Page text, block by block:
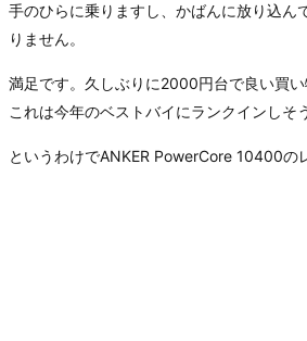
手のひらに乗りますし、かばんに放り込ん
りません。
満足です。久しぶりに2000円台で良い買い
これは今年のベストバイにランクインしそ
というわけでANKER PowerCore 10400の